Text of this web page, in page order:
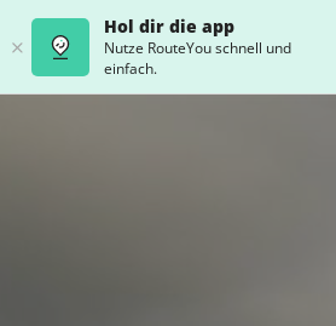
Hol dir die app
Nutze RouteYou schnell und
einfach.